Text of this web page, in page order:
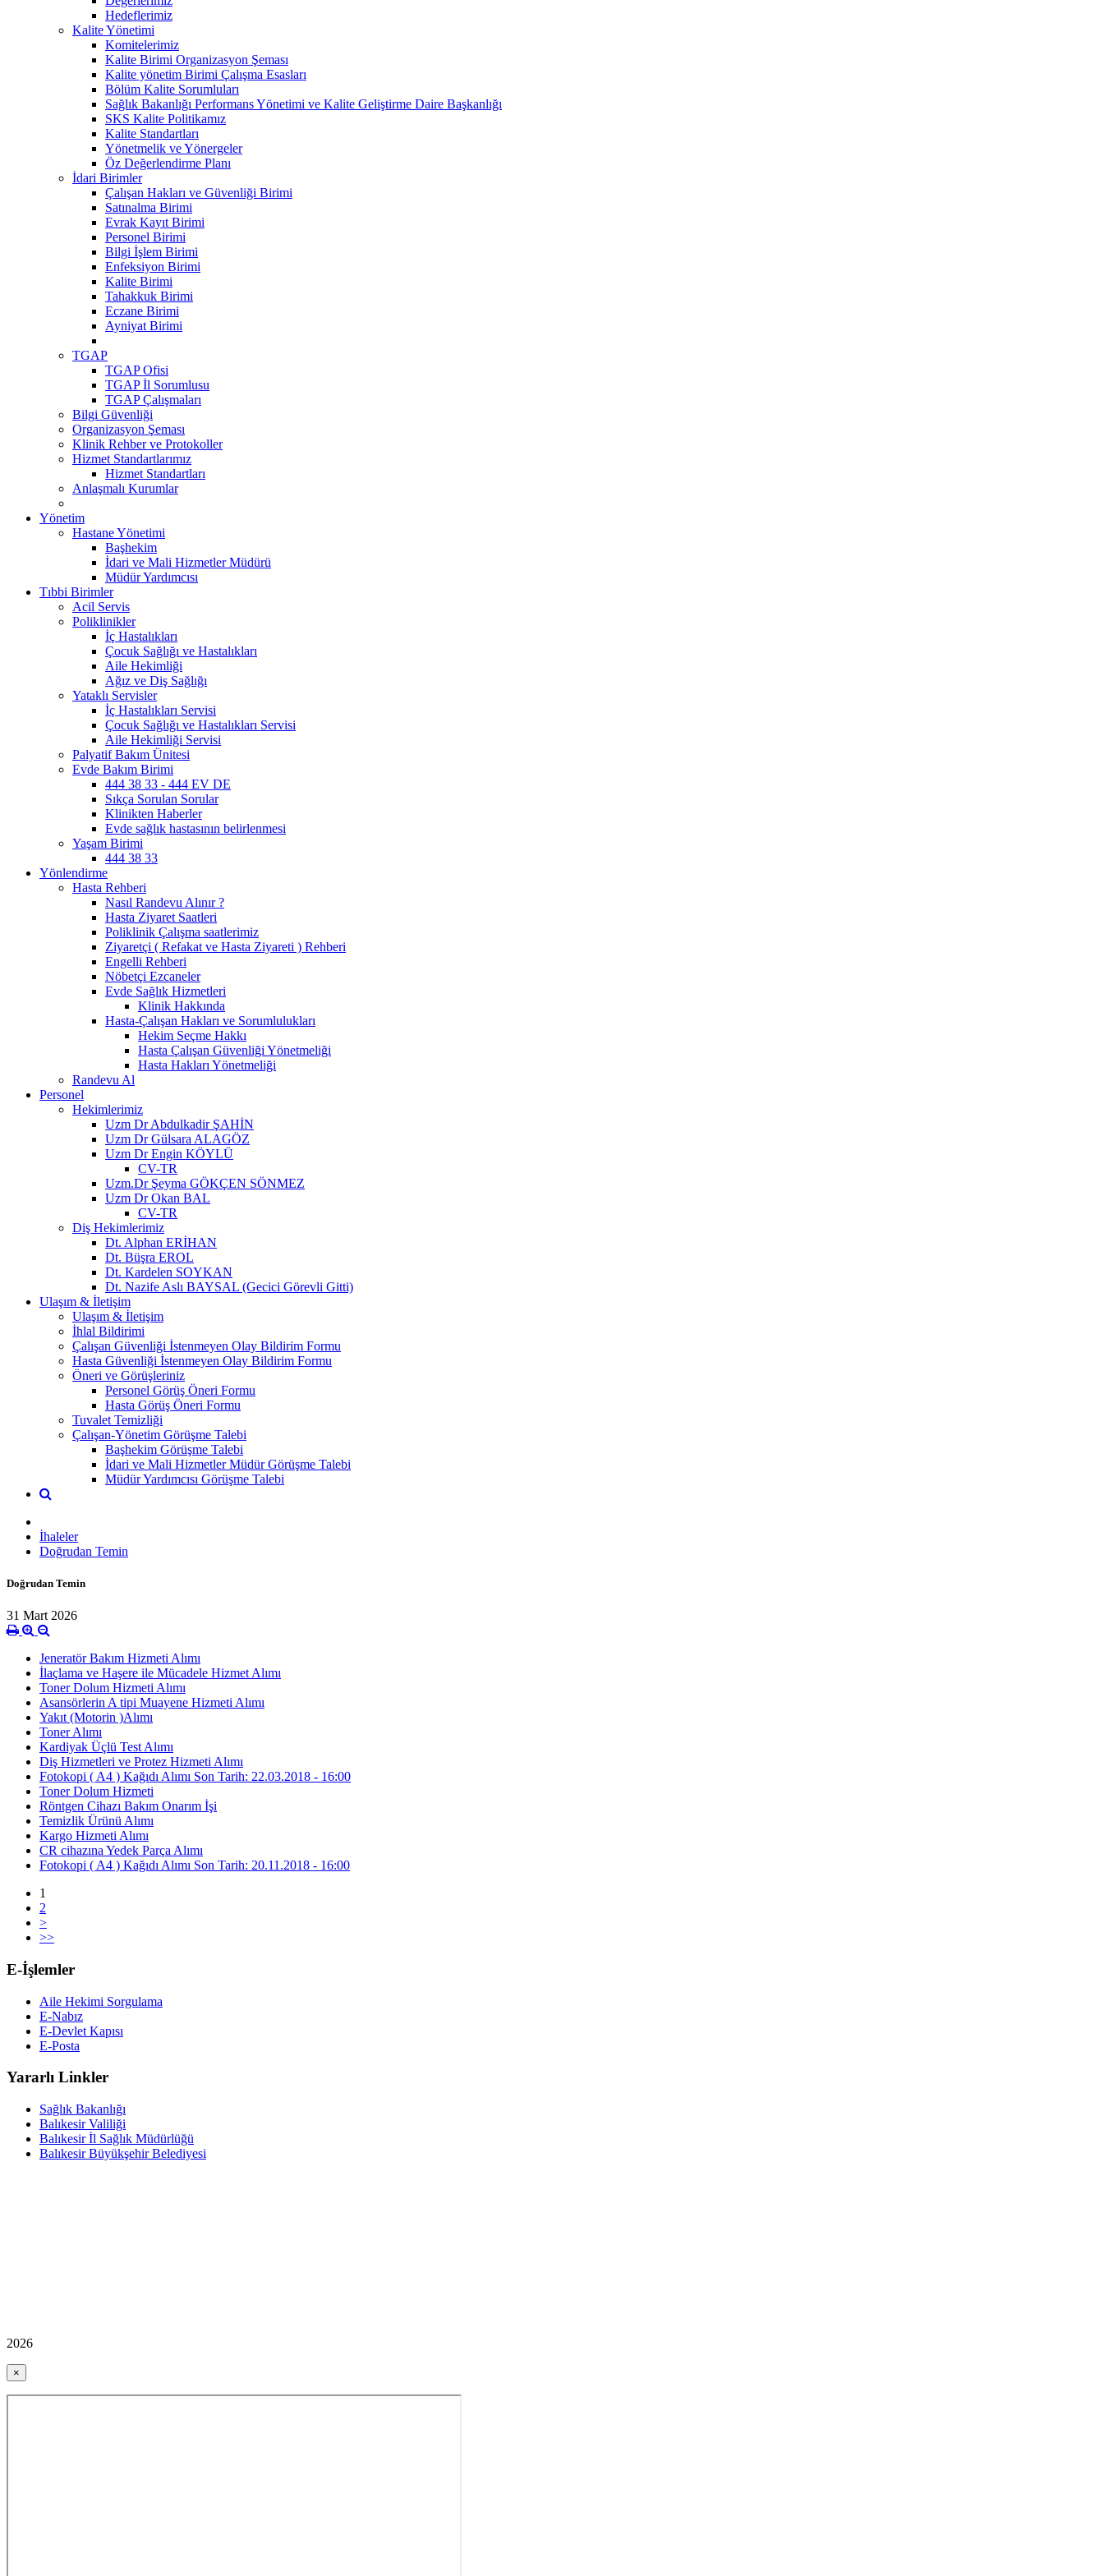
Hedeflerimiz
Kalite Yönetimi
Komitelerimiz
Kalite Birimi Organizasyon Şeması
Kalite yönetim Birimi Çalışma Esasları
Bölüm Kalite Sorumluları
Sağlık Bakanlığı Performans Yönetimi ve Kalite Geliştirme Daire Başkanlığı
SKS Kalite Politikamız
Kalite Standartları
Yönetmelik ve Yönergeler
Öz Değerlendirme Planı
İdari Birimler
Çalışan Hakları ve Güvenliği Birimi
Satınalma Birimi
Evrak Kayıt Birimi
Personel Birimi
Bilgi İşlem Birimi
Enfeksiyon Birimi
Kalite Birimi
Tahakkuk Birimi
Eczane Birimi
Ayniyat Birimi
TGAP
TGAP Ofisi
TGAP İl Sorumlusu
TGAP Çalışmaları
Bilgi Güvenliği
Organizasyon Şeması
Klinik Rehber ve Protokoller
Hizmet Standartlarımız
Hizmet Standartları
Anlaşmalı Kurumlar
Yönetim
Hastane Yönetimi
Başhekim
İdari ve Mali Hizmetler Müdürü
Müdür Yardımcısı
Tıbbi Birimler
Acil Servis
Poliklinikler
İç Hastalıkları
Çocuk Sağlığı ve Hastalıkları
Aile Hekimliği
Ağız ve Diş Sağlığı
Yataklı Servisler
İç Hastalıkları Servisi
Çocuk Sağlığı ve Hastalıkları Servisi
Aile Hekimliği Servisi
Palyatif Bakım Ünitesi
Evde Bakım Birimi
444 38 33 - 444 EV DE
Sıkça Sorulan Sorular
Klinikten Haberler
Evde sağlık hastasının belirlenmesi
Yaşam Birimi
444 38 33
Yönlendirme
Hasta Rehberi
Nasıl Randevu Alınır ?
Hasta Ziyaret Saatleri
Poliklinik Çalışma saatlerimiz
Ziyaretçi ( Refakat ve Hasta Ziyareti ) Rehberi
Engelli Rehberi
Nöbetçi Ezcaneler
Evde Sağlık Hizmetleri
Klinik Hakkında
Hasta-Çalışan Hakları ve Sorumlulukları
Hekim Seçme Hakkı
Hasta Çalışan Güvenliği Yönetmeliği
Hasta Hakları Yönetmeliği
Randevu Al
Personel
Hekimlerimiz
Uzm Dr Abdulkadir ŞAHİN
Uzm Dr Gülsara ALAGÖZ
Uzm Dr Engin KÖYLÜ
CV-TR
Uzm.Dr Şeyma GÖKÇEN SÖNMEZ
Uzm Dr Okan BAL
CV-TR
Diş Hekimlerimiz
Dt. Alphan ERİHAN
Dt. Büşra EROL
Dt. Kardelen SOYKAN
Dt. Nazife Aslı BAYSAL (Gecici Görevli Gitti)
Ulaşım & İletişim
Ulaşım & İletişim
İhlal Bildirimi
Çalışan Güvenliği İstenmeyen Olay Bildirim Formu
Hasta Güvenliği İstenmeyen Olay Bildirim Formu
Öneri ve Görüşleriniz
Personel Görüş Öneri Formu
Hasta Görüş Öneri Formu
Tuvalet Temizliği
Çalışan-Yönetim Görüşme Talebi
Başhekim Görüşme Talebi
İdari ve Mali Hizmetler Müdür Görüşme Talebi
Müdür Yardımcısı Görüşme Talebi
İhaleler
Doğrudan Temin
Doğrudan Temin
31 Mart 2026
Jeneratör Bakım Hizmeti Alımı
İlaçlama ve Haşere ile Mücadele Hizmet Alımı
Toner Dolum Hizmeti Alımı
Asansörlerin A tipi Muayene Hizmeti Alımı
Yakıt (Motorin )Alımı
Toner Alımı
Kardiyak Üçlü Test Alımı
Diş Hizmetleri ve Protez Hizmeti Alımı
Fotokopi ( A4 ) Kağıdı Alımı Son Tarih: 22.03.2018 - 16:00
Toner Dolum Hizmeti
Röntgen Cihazı Bakım Onarım İşi
Temizlik Ürünü Alımı
Kargo Hizmeti Alımı
CR cihazına Yedek Parça Alımı
Fotokopi ( A4 ) Kağıdı Alımı Son Tarih: 20.11.2018 - 16:00
1
2
>
>>
E-İşlemler
Aile Hekimi Sorgulama
E-Nabız
E-Devlet Kapısı
E-Posta
Yararlı Linkler
Sağlık Bakanlığı
Balıkesir Valiliği
Balıkesir İl Sağlık Müdürlüğü
Balıkesir Büyükşehir Belediyesi
2026
×